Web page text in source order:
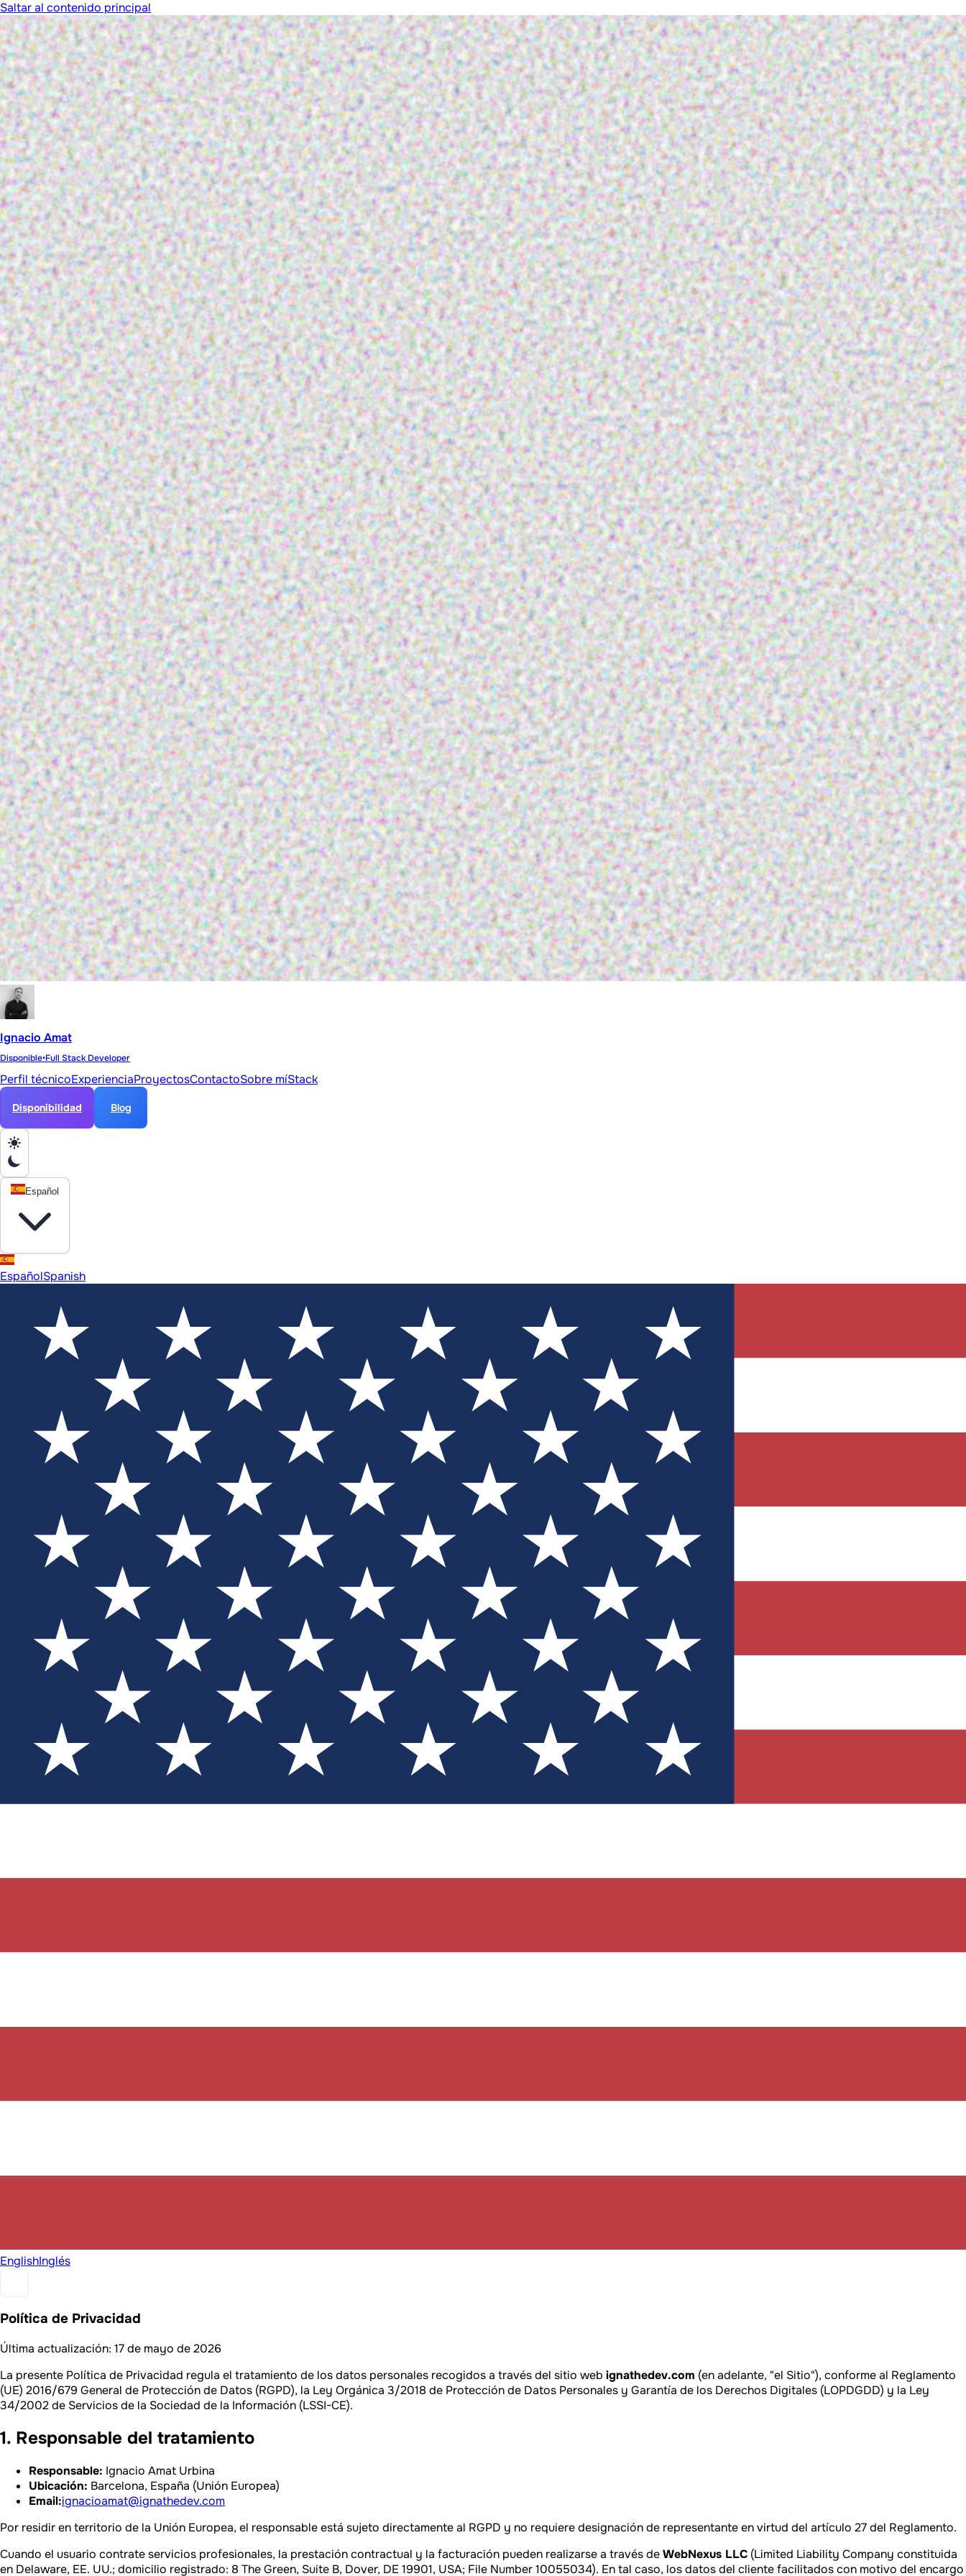
Saltar al contenido principal
Ignacio Amat
Disponible•Full Stack Developer
Perfil técnicoExperienciaProyectosContactoSobre míStack
Disponibilidad Blog
Español
EspañolSpanish
EnglishInglés
Política de Privacidad
Última actualización: 17 de mayo de 2026
La presente Política de Privacidad regula el tratamiento de los datos personales recogidos a través del sitio web ignathedev.com (en adelante, "el Sitio"), conforme al Reglamento
(UE) 2016/679 General de Protección de Datos (RGPD), la Ley Orgánica 3/2018 de Protección de Datos Personales y Garantía de los Derechos Digitales (LOPDGDD) y la Ley
34/2002 de Servicios de la Sociedad de la Información (LSSI-CE).
1. Responsable del tratamiento
Responsable: Ignacio Amat Urbina
Ubicación: Barcelona, España (Unión Europea)
Email:ignacioamat@ignathedev.com
Por residir en territorio de la Unión Europea, el responsable está sujeto directamente al RGPD y no requiere designación de representante en virtud del artículo 27 del Reglamento.
Cuando el usuario contrate servicios profesionales, la prestación contractual y la facturación pueden realizarse a través deWebNexus LLC (Limited Liability Company constituida
en Delaware, EE. UU.; domicilio registrado: 8 The Green, Suite B, Dover, DE 19901, USA; File Number 10055034). En tal caso, los datos del cliente facilitados con motivo del encargo